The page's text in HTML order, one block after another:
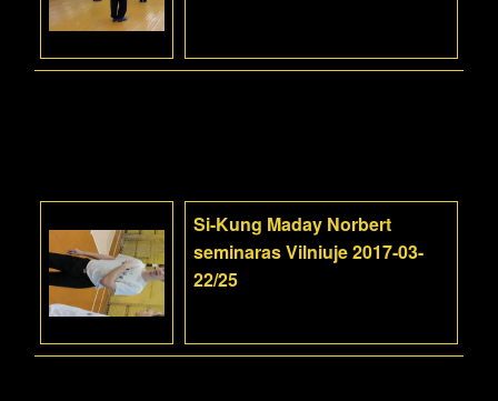
Si-Kung Maday Norbert
seminaras Vilniuje 2017-03-
22/25